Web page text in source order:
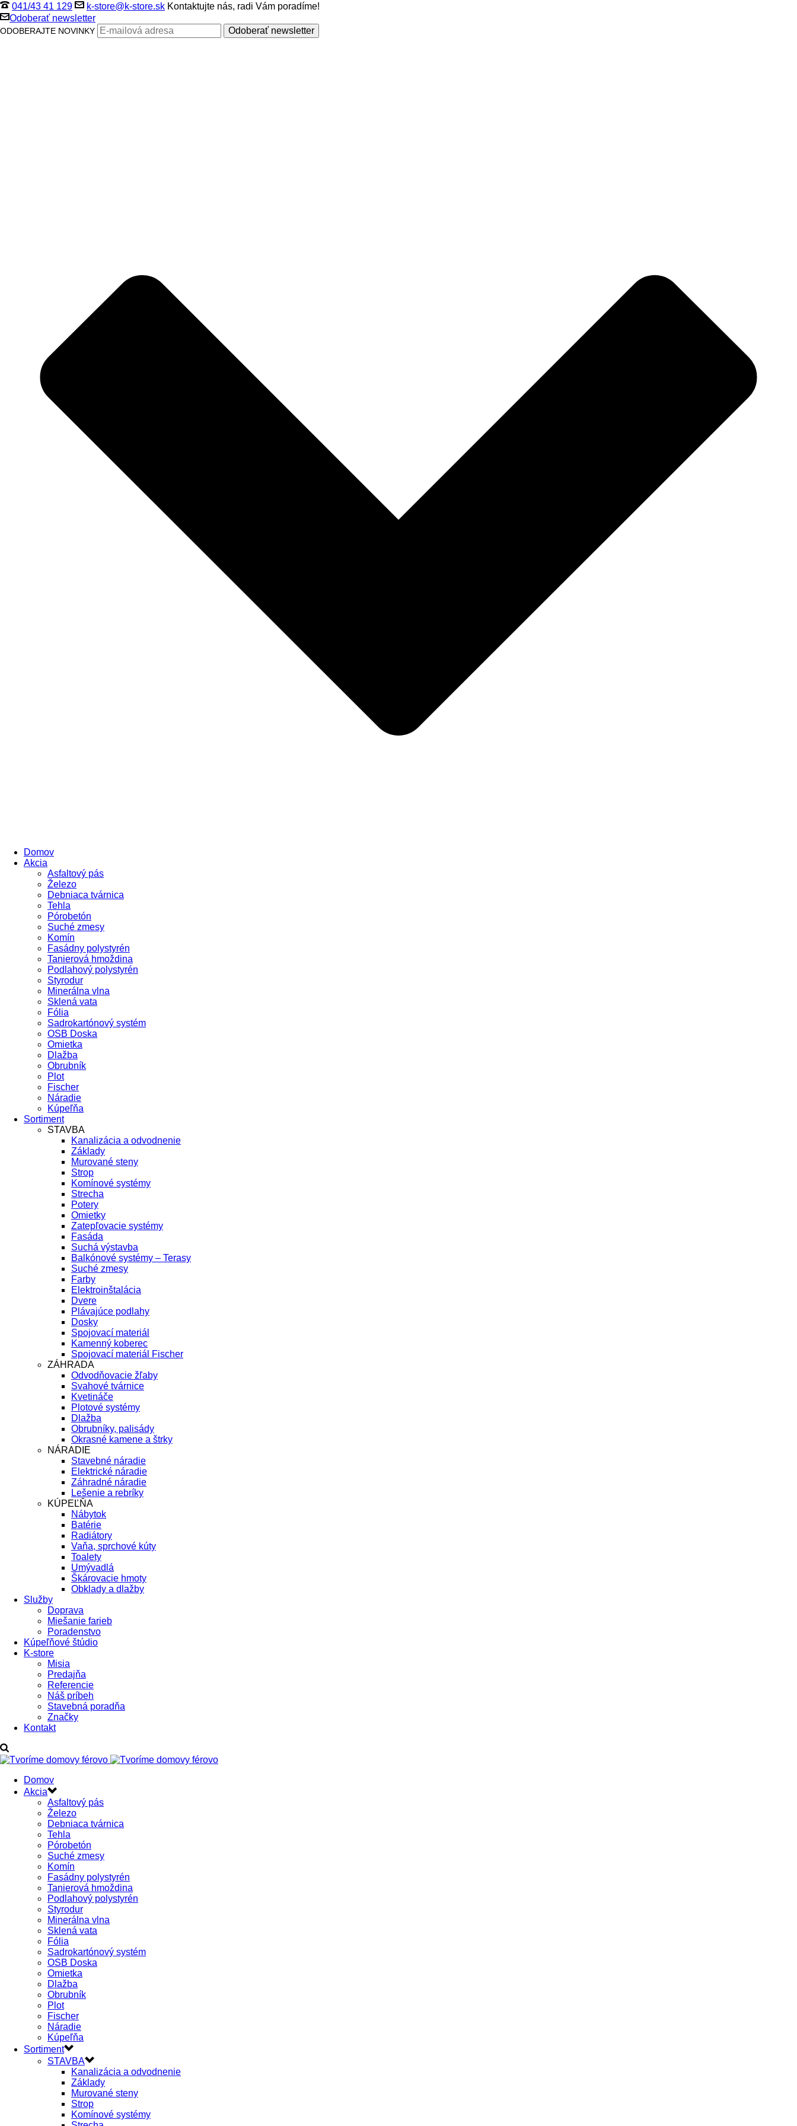
041/43 41 129 k-store@k-store.sk Kontaktujte nás, radi Vám poradíme!
Odoberať newsletter
ODOBERAJTE NOVINKY
Domov
Akcia
Asfaltový pás
Železo
Debniaca tvárnica
Tehla
Pórobetón
Suché zmesy
Komín
Fasádny polystyrén
Tanierová hmoždina
Podlahový polystyrén
Styrodur
Minerálna vlna
Sklená vata
Fólia
Sadrokartónový systém
OSB Doska
Omietka
Dlažba
Obrubník
Plot
Fischer
Náradie
Kúpeľňa
Sortiment
STAVBA
Kanalizácia a odvodnenie
Základy
Murované steny
Strop
Komínové systémy
Strecha
Potery
Omietky
Zatepľovacie systémy
Fasáda
Suchá výstavba
Balkónové systémy – Terasy
Suché zmesy
Farby
Elektroinštalácia
Dvere
Plávajúce podlahy
Dosky
Spojovací materiál
Kamenný koberec
Spojovací materiál Fischer
ZÁHRADA
Odvodňovacie žľaby
Svahové tvárnice
Kvetináče
Plotové systémy
Dlažba
Obrubníky, palisády
Okrasné kamene a štrky
NÁRADIE
Stavebné náradie
Elektrické náradie
Záhradné náradie
Lešenie a rebríky
KÚPEĽŇA
Nábytok
Batérie
Radiátory
Vaňa, sprchové kúty
Toalety
Umývadlá
Škárovacie hmoty
Obklady a dlažby
Služby
Doprava
Miešanie farieb
Poradenstvo
Kúpeľňové štúdio
K-store
Misia
Predajňa
Referencie
Náš príbeh
Stavebná poradňa
Značky
Kontakt
Domov
Akcia
Asfaltový pás
Železo
Debniaca tvárnica
Tehla
Pórobetón
Suché zmesy
Komín
Fasádny polystyrén
Tanierová hmoždina
Podlahový polystyrén
Styrodur
Minerálna vlna
Sklená vata
Fólia
Sadrokartónový systém
OSB Doska
Omietka
Dlažba
Obrubník
Plot
Fischer
Náradie
Kúpeľňa
Sortiment
STAVBA
Kanalizácia a odvodnenie
Základy
Murované steny
Strop
Komínové systémy